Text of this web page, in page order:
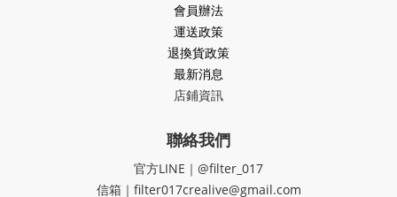
會員辦法
運送政策
退換貨政策
最新消息
店鋪資訊
聯絡我們
官方LINE｜@filter_017
信箱｜filter017crealive@gmail.com